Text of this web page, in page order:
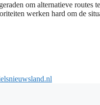
om alternatieve routes
werken hard om de